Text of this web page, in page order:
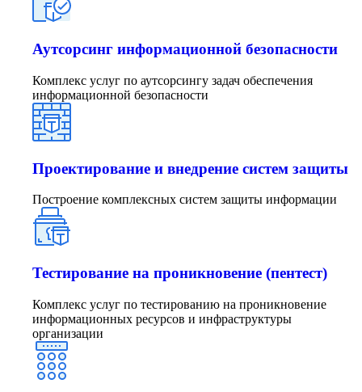
Аутсорсинг информационной безопасности
Комплекс услуг по аутсорсингу задач обеспечения
информационной безопасности
Проектирование и внедрение систем защиты
Построение комплексных систем защиты информации
Тестирование на проникновение (пентест)
Комплекс услуг по тестированию на проникновение
информационных ресурсов и инфраструктуры
организации